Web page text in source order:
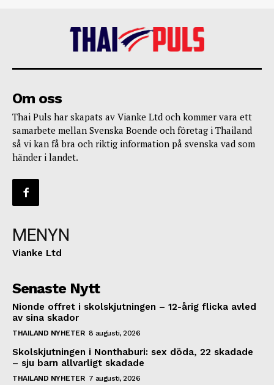
Om oss
Thai Puls har skapats av Vianke Ltd och kommer vara ett
samarbete mellan Svenska Boende och företag i Thailand
så vi kan få bra och riktig information på svenska vad som
händer i landet.
MENYN
Vianke Ltd
Senaste Nytt
Nionde offret i skolskjutningen – 12-årig flicka avled
av sina skador
THAILAND NYHETER 8 augusti, 2026
Skolskjutningen i Nonthaburi: sex döda, 22 skadade
– sju barn allvarligt skadade
THAILAND NYHETER 7 augusti, 2026